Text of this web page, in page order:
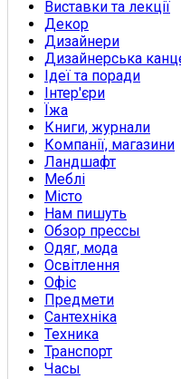
Виставки та лекції
Декор
Дизайнери
Дизайнерська
Ідеї та поради
Інтер'єри
Їжа
Книги, журнали
Компанії, магазини
Ландшафт
Меблі
Місто
Нам пишуть
Обзор прессы
Одяг, мода
Освітлення
Офіс
Предмети
Сантехніка
Техника
Транспорт
Часы